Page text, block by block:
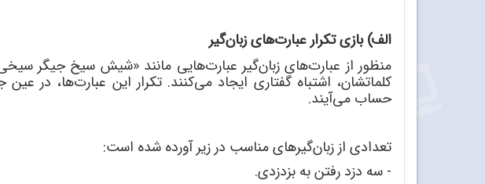
الف) بازی تکرار عبارتهای زبانگیر
منظور از عبارتهای زبانگیر عبارتهایی مانند «شیش سیخ جیگر
کلماتشان، اشتباه گفتاری ایجاد میکنند. تکرار این عبارتها، در عین
حساب میآیند.
تعدادی از زبانگیرهای مناسب در زیر آورده شده است:
- سه دزد رفتن به بزدزدی.